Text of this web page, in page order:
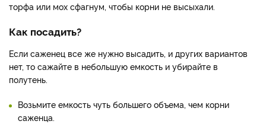
торфа или мох сфагнум, чтобы корни не высыхали.
Как посадить?
Если саженец все же нужно высадить, и других вариантов
нет, то сажайте в небольшую емкость и убирайте в
полутень.
Возьмите емкость чуть большего объема, чем корни
саженца.